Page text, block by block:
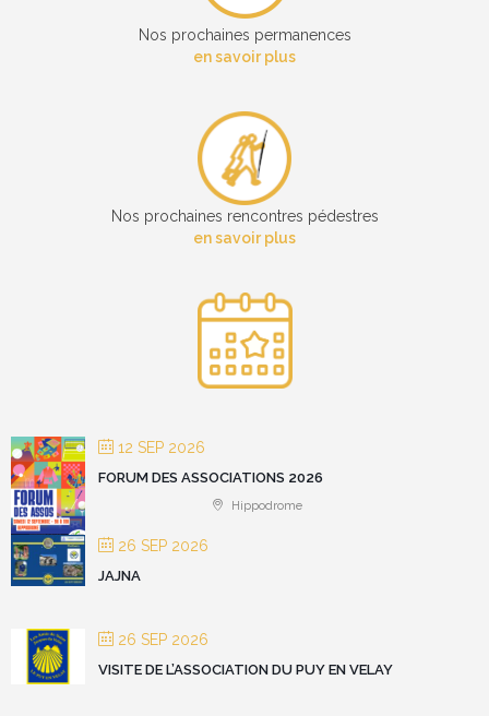
Nos prochaines permanences
en savoir plus
Nos prochaines rencontres pédestres
en savoir plus
12 SEP 2026
FORUM DES ASSOCIATIONS 2026
Hippodrome
26 SEP 2026
JAJNA
26 SEP 2026
VISITE DE L’ASSOCIATION DU PUY EN VELAY